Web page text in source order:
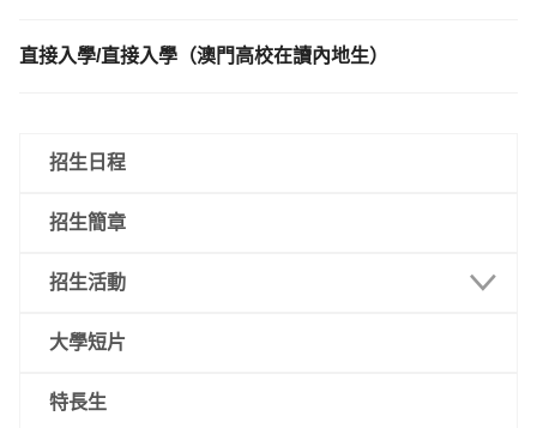
直接入學/直接入學（澳門高校在讀內地生）
招生日程
招生簡章
招生活動
澳門
內地
大學短片
特長生